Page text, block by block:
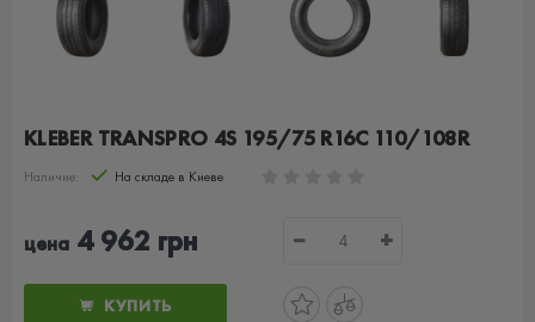
KLEBER TRANSPRO 4S 195/75 R16C 110/108R
Наличие: На складе в Киеве
цена 4 962 грн − +
КУПИТЬ